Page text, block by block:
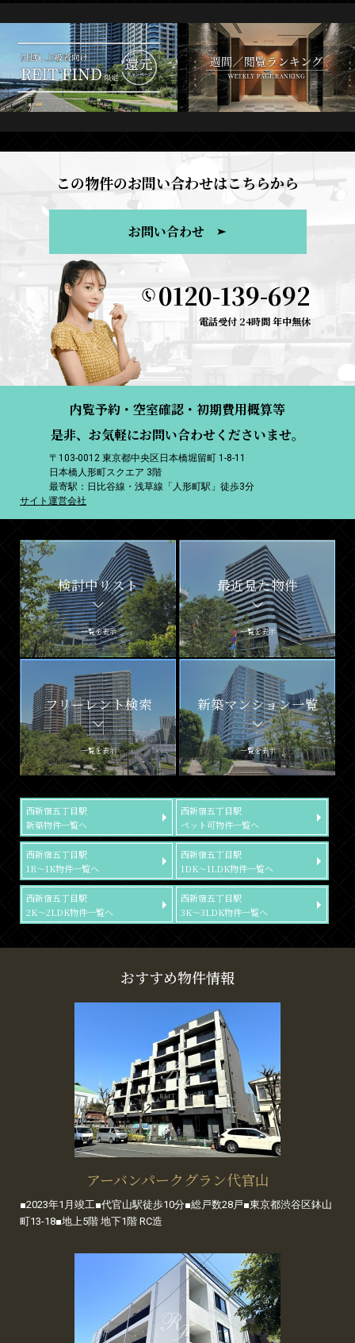
この物件のお問い合わせはこちらから
お問い合わせ
0120-139-692
電話受付 24時間 年中無休
内覧予約・空室確認・初期費用概算等
是非、お気軽にお問い合わせくださいませ。
〒103-0012 東京都中央区日本橋堀留町 1-8-11
日本橋人形町スクエア 3階
最寄駅：日比谷線・浅草線「人形町駅」徒歩3分
サイト運営会社
検討中リスト
一覧を表示
最近見た物件
一覧を表示
フリーレント検索
一覧を表示
新築マンション一覧
一覧を表示
西新宿五丁目駅
新築物件一覧へ
西新宿五丁目駅
ペット可物件一覧へ
西新宿五丁目駅
1R～1K物件一覧へ
西新宿五丁目駅
1DK～1LDK物件一覧へ
西新宿五丁目駅
2K～2LDK物件一覧へ
西新宿五丁目駅
3K～3LDK物件一覧へ
おすすめ物件情報
アーバンパークグラン代官山
■2023年1月竣工■代官山駅徒歩10分■総戸数28戸■東京都渋谷区鉢山
町13-18■地上5階 地下1階 RC造